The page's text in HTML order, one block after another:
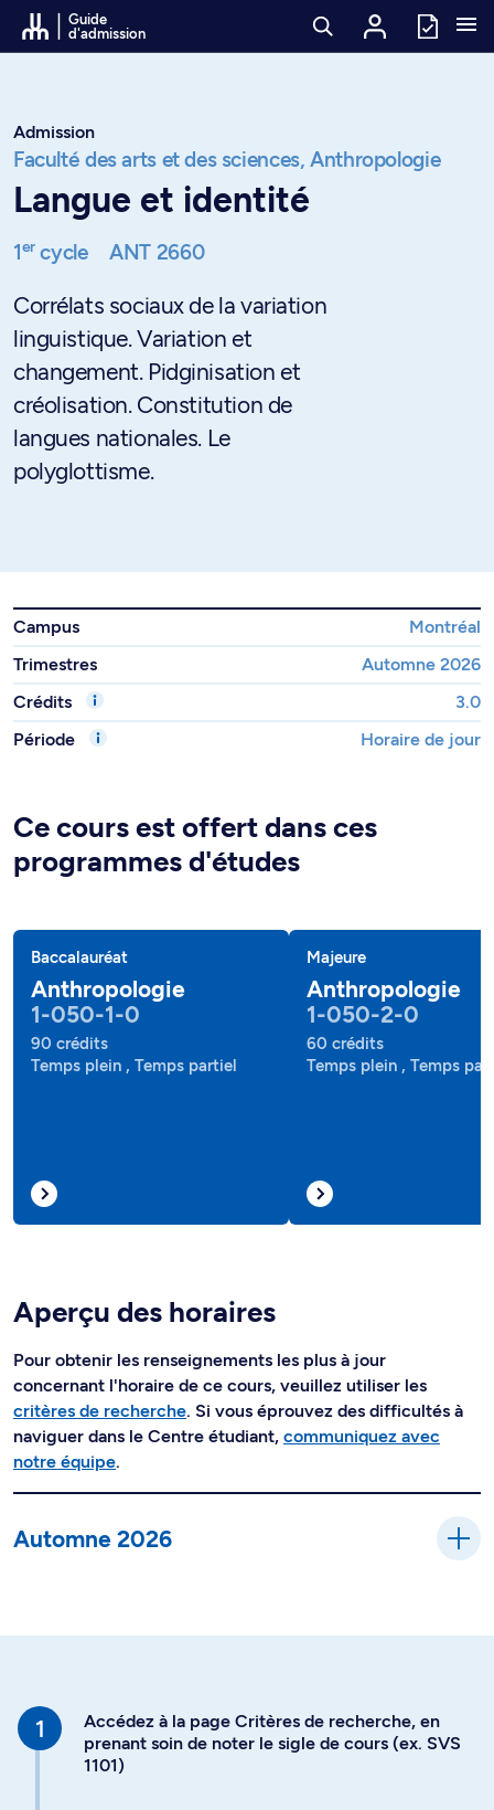
Passer au contenu
Guide
d'admission
Admission
Faculté des arts et des sciences, Anthropologie
Langue et identité
1ercycle ANT 2660
Corrélats sociaux de la variation
linguistique. Variation et
changement. Pidginisation et
créolisation. Constitution de
langues nationales. Le
polyglottisme.
Campus
Montréal
Trimestres
Automne 2026
Crédits
3.0
Période
Horaire de jour
Ce cours est offert dans ces
programmes d'études
Baccalauréat
Anthropologie
1-050-1-0
90 crédits
Temps plein , Temps partiel
Majeure
Anthropologie
1-050-2-0
60 crédits
Temps plein , Temps
Aperçu des horaires
Pour obtenir les renseignements les plus à jour
concernant l'horaire de ce cours, veuillez utiliser les
critères de recherche. Si vous éprouvez des difficultés à
naviguer dans le Centre étudiant, communiquez avec
notre équipe.
Automne 2026
Accédez à la page Critères de recherche, en
prenant soin de noter le sigle de cours (ex. SVS
1101)